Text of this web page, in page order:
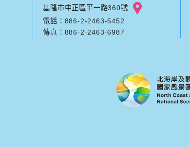
基隆市中正區平一路360號
電話：886-2-2463-5452
傳真：886-2-2463-6987